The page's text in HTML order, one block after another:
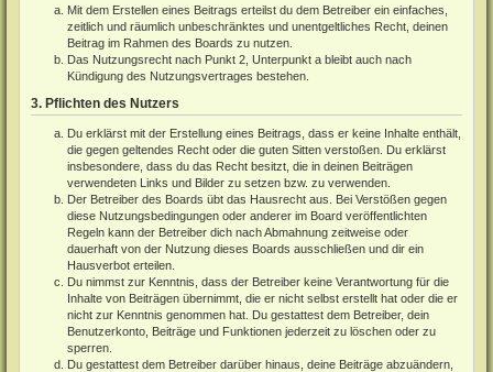
Mit dem Erstellen eines Beitrags erteilst du dem Betreiber ein einfaches,
zeitlich und räumlich unbeschränktes und unentgeltliches Recht, deinen
Beitrag im Rahmen des Boards zu nutzen.
Das Nutzungsrecht nach Punkt 2, Unterpunkt a bleibt auch nach
Kündigung des Nutzungsvertrages bestehen.
3. Pflichten des Nutzers
Du erklärst mit der Erstellung eines Beitrags, dass er keine Inhalte enthält,
die gegen geltendes Recht oder die guten Sitten verstoßen. Du erklärst
insbesondere, dass du das Recht besitzt, die in deinen Beiträgen
verwendeten Links und Bilder zu setzen bzw. zu verwenden.
Der Betreiber des Boards übt das Hausrecht aus. Bei Verstößen gegen
diese Nutzungsbedingungen oder anderer im Board veröffentlichten
Regeln kann der Betreiber dich nach Abmahnung zeitweise oder
dauerhaft von der Nutzung dieses Boards ausschließen und dir ein
Hausverbot erteilen.
Du nimmst zur Kenntnis, dass der Betreiber keine Verantwortung für die
Inhalte von Beiträgen übernimmt, die er nicht selbst erstellt hat oder die er
nicht zur Kenntnis genommen hat. Du gestattest dem Betreiber, dein
Benutzerkonto, Beiträge und Funktionen jederzeit zu löschen oder zu
sperren.
Du gestattest dem Betreiber darüber hinaus, deine Beiträge abzuändern,